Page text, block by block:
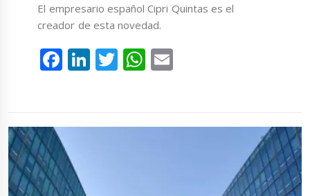
El empresario español Cipri Quintas es el
creador de esta novedad.
Facebook
LinkedIn
TwitterWhatsApp